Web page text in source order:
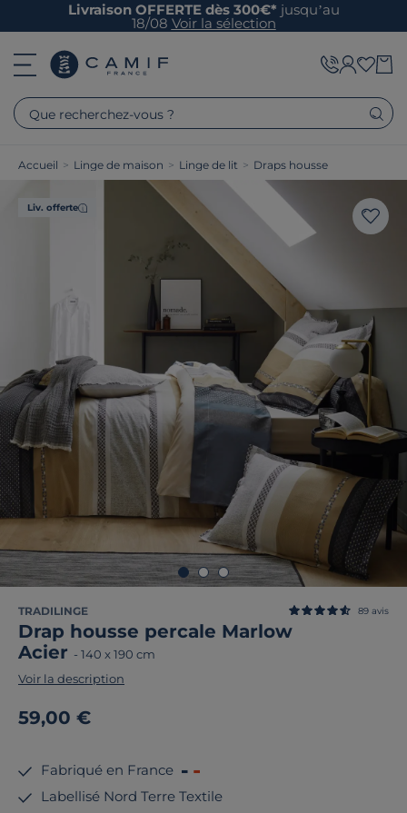
Livraison OFFERTE dès 300€* jusqu’au
18/08 Voir la sélection
Que recherchez-vous ?
Accueil > Linge de maison > Linge de lit > Draps housse
Liv. offerte
TRADILINGE
Drap housse percale Marlow
Acier - 140 x 190 cm
89 avis
Voir la description
59,00 €
Fabriqué en France
Labellisé Nord Terre Textile